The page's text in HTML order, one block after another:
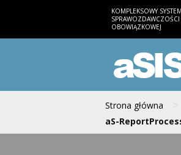
KOMPLEKSOWY SYSTEM
SPRAWOZDAWCZOŚCI
OBOWIĄZKOWEJ
Strona główna >
aS-